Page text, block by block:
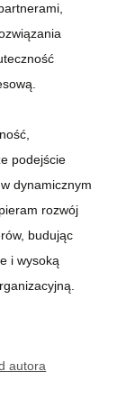
podejście
dynamicznym
rozwój
budując
i wysoką
autora